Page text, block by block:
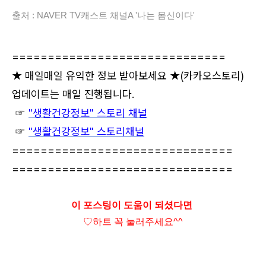
출처 : NAVER TV캐스트 채널A '나는 몸신이다'
==============================
★ 매일매일 유익한 정보 받아보세요 ★(카카오스토리)
업데이트는 매일 진행됩니다.
☞ "생활건강정보" 스토리 채널
☞ "생활건강정보" 스토리채널
===============================
===============================
이 포스팅이 도움이 되셨다면
♡하트 꼭 눌러주세요^^